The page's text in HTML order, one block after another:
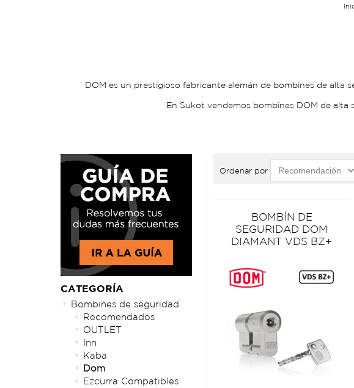
DOM es un prestigioso fabricante alemán de bombines de
En Sukot vendemos bombines DOM de
Ordenar por
BOMBÍN DE
SEGURIDAD DOM
DIAMANT VDS BZ+
CATEGORÍA
Bombines de seguridad
Recomendados
OUTLET
Inn
Kaba
Dom
Ezcurra Compatibles